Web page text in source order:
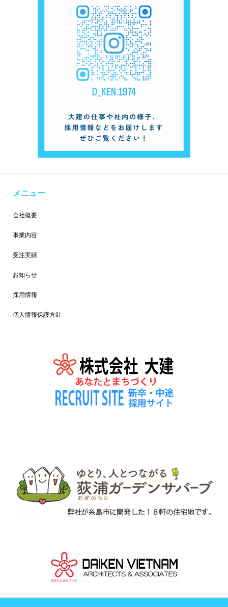
メニュー
会社概要
事業内容
受注実績
お知らせ
採用情報
個人情報保護方針